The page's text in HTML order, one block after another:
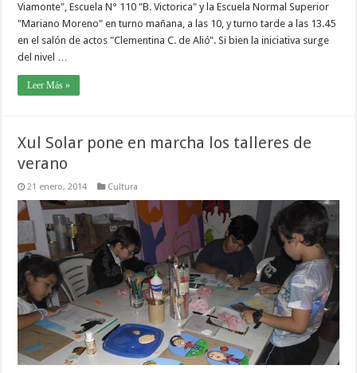
Viamonte", Escuela N° 110 "B. Victorica" y la Escuela Normal Superior
"Mariano Moreno" en turno mañana, a las 10, y turno tarde a las 13.45
en el salón de actos "Clementina C. de Alió". Si bien la iniciativa surge
del nivel …
Leer Más »
Xul Solar pone en marcha los talleres de
verano
21 enero, 2014 Cultura